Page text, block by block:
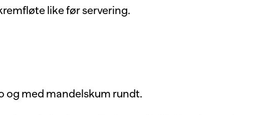
like før servering.
og med mandelskum rundt.